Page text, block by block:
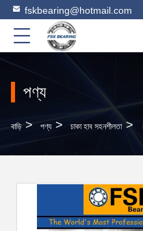
fskbearing@hotmail.com
পণ্য
বাড়ি > পণ্য > চাকা হাব সহনশীলতা >